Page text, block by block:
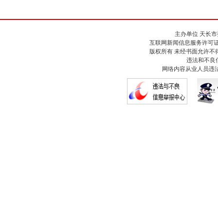
主办单位 天长
互联网新闻信息服务许可
版权所有 未经书面允许
违法和不良
网络内容从业人员违